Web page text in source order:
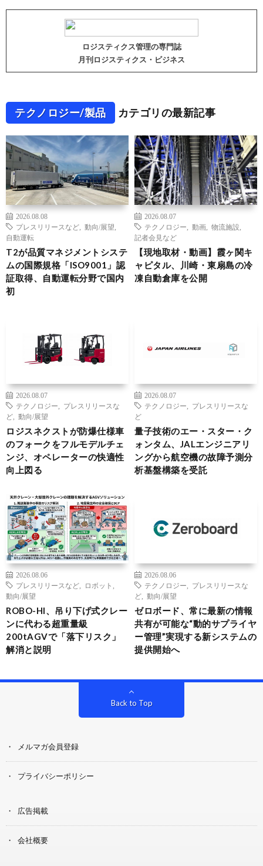
ロジスティクス管理の専門誌
月刊ロジスティクス・ビジネス
テクノロジー/製品 カテゴリの最新記事
2026.08.08
プレスリリースなど
動向/展望
自動運転
T2が品質マネジメントシステ
ムの国際規格「ISO9001」認
証取得、自動運転分野で国内
初
2026.08.07
テクノロジー
動画 物流施設
記者会見など
【現地取材・動画】霞ヶ関キ
ャピタル、川崎・東扇島の冷
凍自動倉庫を公開
2026.08.07
テクノロジー
プレスリリースな
ど
動向/展望
ロジスネクストが防爆仕様車
のフォークをフルモデルチェ
ンジ、オペレーターの快適性
向上図る
2026.08.07
テクノロジー
プレスリリースな
ど
量子技術のエー・スター・ク
ォンタム、JALエンジニアリ
ングから航空機の故障予測分
析基盤構築を受託
2026.08.06
プレスリリースなど
ロボット
動向/展望
ROBO-HI、吊り下げ式クレー
ンに代わる超重量級
200tAGVで「落下リスク」
解消と説明
2026.08.06
テクノロジー
プレスリリースな
ど
動向/展望
ゼロボード、常に最新の情報
共有が可能な“動的サプライヤ
ー管理”実現する新システムの
提供開始へ
Back to Top
メルマガ会員登録
プライバシーポリシー
広告掲載
会社概要